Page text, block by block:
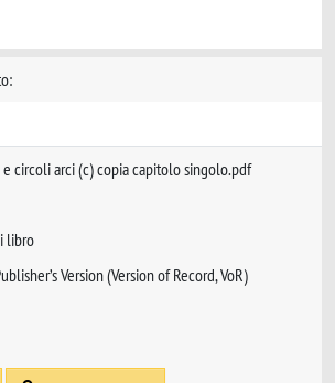
circoli arci (c) copia capitolo singolo.pdf
libro
Version (Version of Record, VoR)